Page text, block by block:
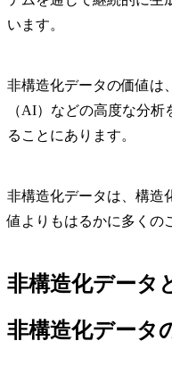
います。
非構造化データの価値は
（AI）などの高度な分
ることにあります。
非構造化データは、構造
値よりもはるかに多くの
非構造化データ
非構造化データ